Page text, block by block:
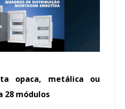
opaca, metálica ou
28 módulos